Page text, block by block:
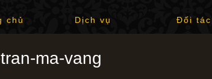
chủ Dịch vụ Đối tác
ma-vang